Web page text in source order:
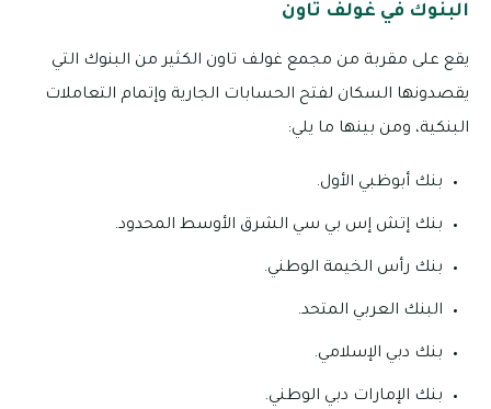
البنوك في غولف تاون
يقع على مقربة من مجمع غولف تاون الكثير من البنوك التي
يقصدونها السكان لفتح الحسابات الجارية وإتمام التعاملات
البنكية، ومن بينها ما يلي:
بنك أبوظبي الأول.
بنك إتش إس بي سي الشرق الأوسط المحدود.
بنك رأس الخيمة الوطني.
البنك العربي المتحد.
بنك دبي الإسلامي.
بنك الإمارات دبي الوطني.